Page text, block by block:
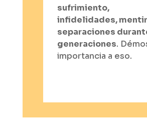
sufrimiento,
infidelidades,
separaciones
generaciones.
importancia a eso.